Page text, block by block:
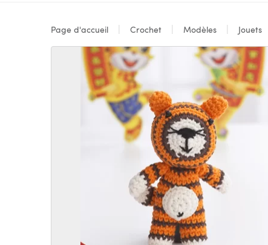
Page d'accueil Crochet Modèles Jouets